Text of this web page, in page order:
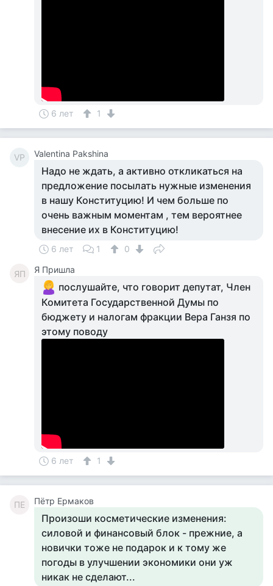
6 лет 1
VP Valentina Pakshina
Надо не ждать, а активно откликаться на
предложение посылать нужные изменения
в нашу Конституцию! И чем больше по
очень важным моментам , тем вероятнее
внесение их в Конституцию!
6 лет 1 0
ЯП Я Пришла
послушайте, что говорит депутат, Член
Комитета Государственной Думы по
бюджету и налогам фракции Вера Ганзя по
этому поводу
6 лет 1
ПЕ Пётр Ермаков
Произоши косметические изменения:
силовой и финансовый блок - прежние, а
новички тоже не подарок и к тому же
погоды в улучшении экономики они уж
никак не сделают...